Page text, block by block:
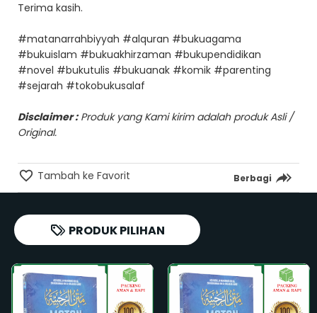
Terima kasih.
#matanarrahbiyyah #alquran #bukuagama
#bukuislam #bukuakhirzaman #bukupendidikan
#novel #bukutulis #bukuanak #komik #parenting
#sejarah #tokobukusalaf
Disclaimer :Produk yang Kami kirim adalah produk Asli /
Original.
Tambah ke Favorit Berbagi
PRODUK PILIHAN